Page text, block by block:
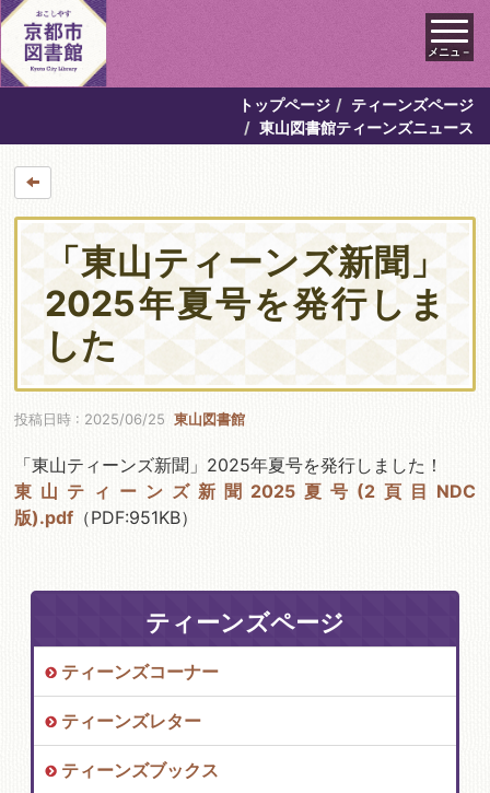
メニュ－
トップページ
ティーンズページ
東山図書館ティーンズニュース
「東山ティーンズ新聞」
2025年夏号を発行しま
した
投稿日時 : 2025/06/25 東山図書館
「東山ティーンズ新聞」2025年夏号を発行しました！
東山ティーンズ新聞2025夏号(2頁目NDC
版).pdf（PDF:951KB）
ティーンズページ
ティーンズコーナー
ティーンズレター
ティーンズブックス